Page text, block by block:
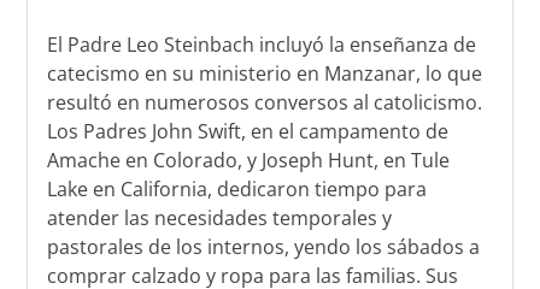
El Padre Leo Steinbach incluyó la enseñanza de
catecismo en su ministerio en Manzanar, lo que
resultó en numerosos conversos al catolicismo.
Los Padres John Swift, en el campamento de
Amache en Colorado, y Joseph Hunt, en Tule
Lake en California, dedicaron tiempo para
atender las necesidades temporales y
pastorales de los internos, yendo los sábados a
comprar calzado y ropa para las familias. Sus